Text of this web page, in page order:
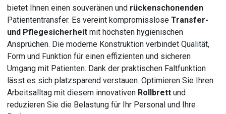
bietet Ihnen einen souveränen und rückenschonenden
Patiententransfer. Es vereint kompromissloseTransfer-
und Pflegesicherheit mit höchsten hygienischen
Ansprüchen. Die moderne Konstruktion verbindet Qualität,
Form und Funktion für einen effizienten und sicheren
Umgang mit Patienten. Dank der praktischen Faltfunktion
lässt es sich platzsparend verstauen. Optimieren Sie Ihren
Arbeitsalltag mit diesem innovativen Rollbrett und
reduzieren Sie die Belastung für Ihr Personal und Ihre